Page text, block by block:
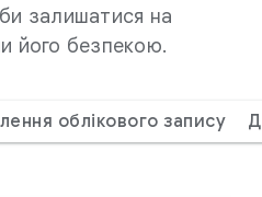
залишатися на
його безпекою.
облікового запису